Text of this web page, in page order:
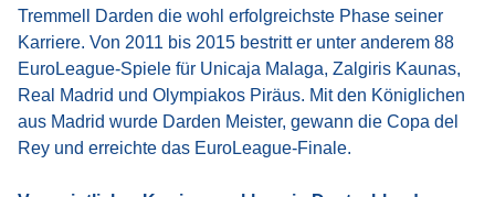
Tremmell Darden die wohl erfolgreichste Phase seiner
Karriere. Von 2011 bis 2015 bestritt er unter anderem 88
EuroLeague-Spiele für Unicaja Malaga, Zalgiris Kaunas,
Real Madrid und Olympiakos Piräus. Mit den Königlichen
aus Madrid wurde Darden Meister, gewann die Copa del
Rey und erreichte das EuroLeague-Finale.